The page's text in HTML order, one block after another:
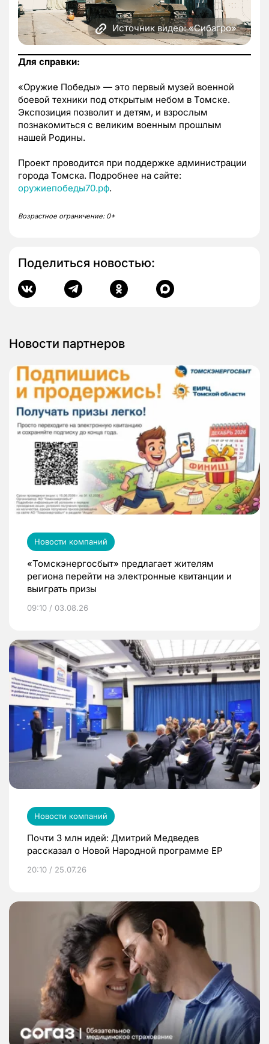
Источник видео: «Сибагро»
Для справки:
«Оружие Победы» — это первый музей военной
боевой техники под открытым небом в Томске.
Экспозиция позволит и детям, и взрослым
познакомиться с великим военным прошлым
нашей Родины.
Проект проводится при поддержке администрации
города Томска. Подробнее на сайте:
оружиепобеды70.рф.
Возрастное ограничение: 0+
Поделиться новостью:
Новости партнеров
Новости компаний
«Томскэнергосбыт» предлагает жителям
региона перейти на электронные квитанции и
выиграть призы
09:10 / 03.08.26
Новости компаний
Почти 3 млн идей: Дмитрий Медведев
рассказал о Новой Народной программе ЕР
20:10 / 25.07.26